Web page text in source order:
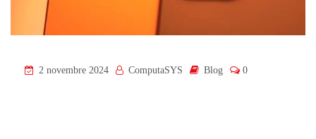
2 novembre 2024 ComputaSYS Blog 0